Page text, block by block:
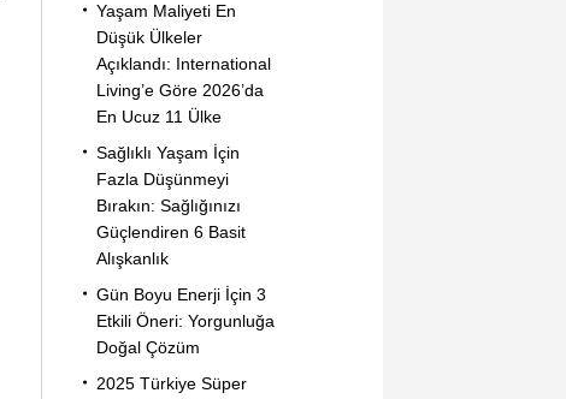
Yaşam Maliyeti En
Düşük Ülkeler
Açıklandı: International
Living’e Göre 2026’da
En Ucuz 11 Ülke
Sağlıklı Yaşam İçin
Fazla Düşünmeyi
Bırakın: Sağlığınızı
Güçlendiren 6 Basit
Alışkanlık
Gün Boyu Enerji İçin 3
Etkili Öneri: Yorgunluğa
Doğal Çözüm
2025 Türkiye Süper